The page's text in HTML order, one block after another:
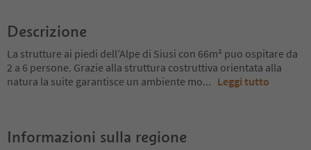
Descrizione
La strutture ai piedi dell’Alpe di Siusi con 66m² puo ospitare da
2 a 6 persone. Grazie alla struttura costruttiva orientata alla
natura la suite garantisce un ambiente mo... Leggi tutto
Informazioni sulla regione